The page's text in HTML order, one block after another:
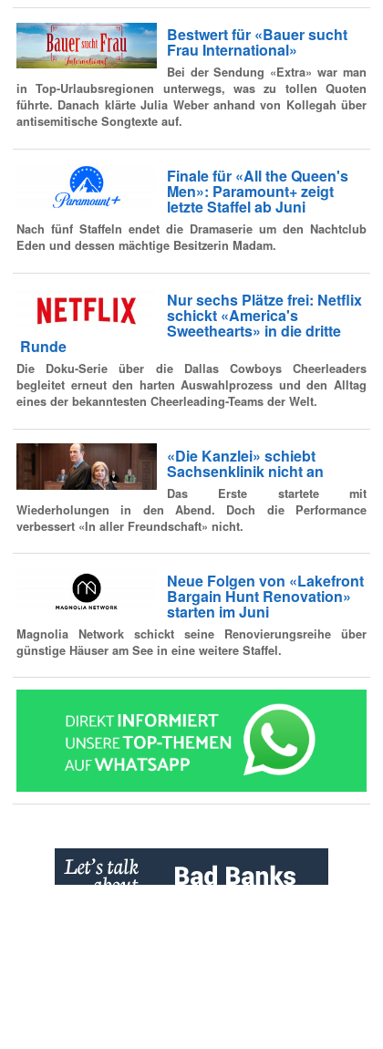
Bestwert für «Bauer sucht
Frau International»
Bei der Sendung «Extra» war man
in Top-Urlaubsregionen unterwegs, was zu tollen Quoten
führte. Danach klärte Julia Weber anhand von Kollegah über
antisemitische Songtexte auf.
Finale für «All the Queen's
Men»: Paramount+ zeigt
letzte Staffel ab Juni
Nach fünf Staffeln endet die Dramaserie um den Nachtclub
Eden und dessen mächtige Besitzerin Madam.
Nur sechs Plätze frei: Netflix
schickt «America's
Sweethearts» in die dritte
Runde
Die Doku-Serie über die Dallas Cowboys Cheerleaders
begleitet erneut den harten Auswahlprozess und den Alltag
eines der bekanntesten Cheerleading-Teams der Welt.
«Die Kanzlei» schiebt
Sachsenklinik nicht an
Das Erste startete mit
Wiederholungen in den Abend. Doch die Performance
verbessert «In aller Freundschaft» nicht.
Neue Folgen von «Lakefront
Bargain Hunt Renovation»
starten im Juni
Magnolia Network schickt seine Renovierungsreihe über
günstige Häuser am See in eine weitere Staffel.